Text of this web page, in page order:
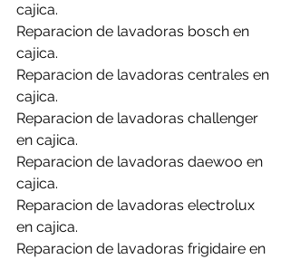
cajica.
Reparacion de lavadoras bosch en
cajica.
Reparacion de lavadoras centrales en
cajica.
Reparacion de lavadoras challenger
en cajica.
Reparacion de lavadoras daewoo en
cajica.
Reparacion de lavadoras electrolux
en cajica.
Reparacion de lavadoras frigidaire en